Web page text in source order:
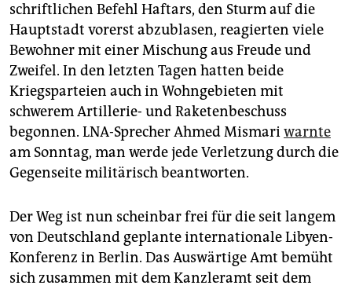
schriftlichen Befehl Haftars, den Sturm auf die
Hauptstadt vorerst abzublasen, reagierten viele
Bewohner mit einer Mischung aus Freude und
Zweifel. In den letzten Tagen hatten beide
Kriegsparteien auch in Wohngebieten mit
schwerem Artillerie- und Raketenbeschuss
begonnen. LNA-Sprecher Ahmed Mismariwarnte
am Sonntag, man werde jede Verletzung durch die
Gegenseite militärisch beantworten.
Der Weg ist nun scheinbar frei für die seit langem
von Deutschland geplante internationale Libyen-
Konferenz in Berlin. Das Auswärtige Amt bemüht
sich zusammen mit dem Kanzleramt seit dem